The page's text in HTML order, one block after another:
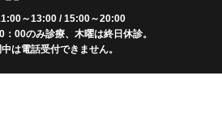
～13:00 / 15:00～20:00
00のみ診療、木曜は終日休診。
は電話受付できません。